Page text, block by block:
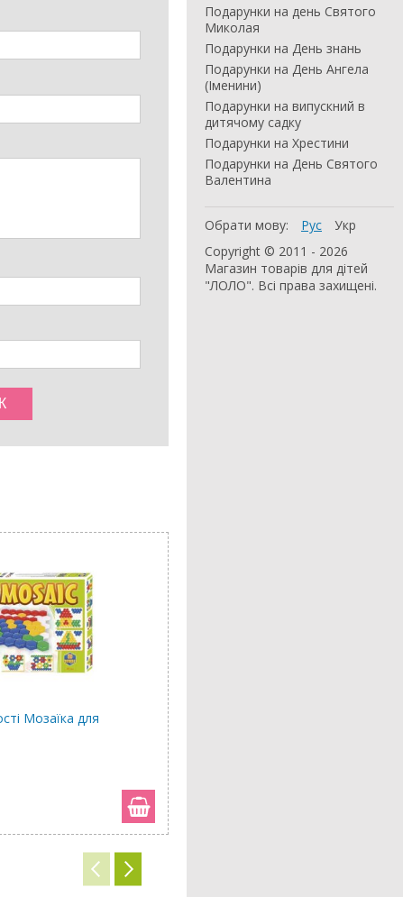
Мозаїка для
Подарунки на день Святого
Миколая
Подарунки на День знань
Подарунки на День Ангела
(Іменини)
Подарунки на випускний в
дитячому садку
Подарунки на Хрестини
Подарунки на День Святого
Валентина
Обрати мову: Рус
Укр
Copyright © 2011 - 2026
Магазин товарів для дітей
"ЛОЛО". Всі права захищені.